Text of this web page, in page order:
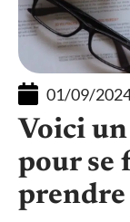
01/09/
Voici
pour se
prendre